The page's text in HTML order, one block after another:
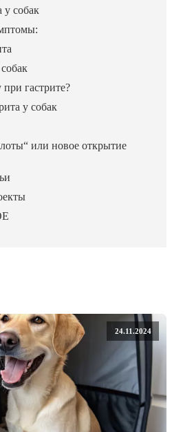
у собак
гастрите?
у собак
или новое открытие
24.11.2024